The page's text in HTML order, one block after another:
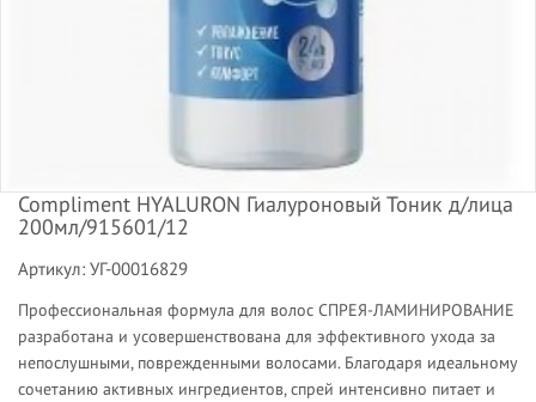
Compliment HYALURON Гиалуроновый Тоник д/лица
200мл/915601/12
Артикул: УГ-00016829
Профессиональная формула для волос СПРЕЯ-ЛАМИНИРОВАНИЕ
разработана и усовершенствована для эффективного ухода за
непослушными, поврежденными волосами. Благодаря идеальному
сочетанию активных ингредиентов, спрей интенсивно питает и